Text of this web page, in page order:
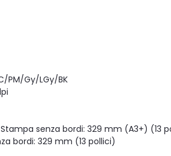
PM/Gy/LGy/BK
senza bordi: 329 mm (A3+) (13
bordi: 329 mm (13 pollici)